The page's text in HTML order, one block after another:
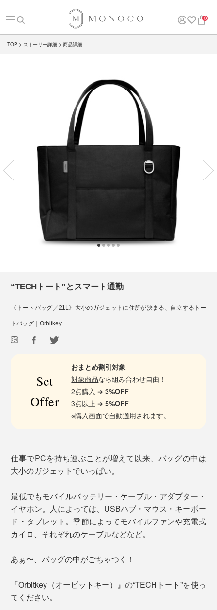
0
TOP ストーリー詳細 商品詳細
“TECHトート”とスマート通勤
《トートバッグ／21L》大小のガジェットに住所が決まる、自立するトー
トバッグ｜Orbitkey
Set
Offer
おまとめ割引対象
対象商品なら組み合わせ自由！
2点購入 ➔3%OFF
3点以上 ➔5%OFF
※購入画面で自動適用されます。
仕事でPCを持ち運ぶことが増えて以来、バッグの中は
大小のガジェットでいっぱい。
最低でもモバイルバッテリー・ケーブル・アダプター・
イヤホン。人によっては、USBハブ・マウス・キーボー
ド・タブレット。季節によってモバイルファンや充電式
カイロ、それぞれのケーブルなどなど。
あぁ〜、バッグの中がごちゃつく！
『Orbitkey（オービットキー）』の“TECHトート”を使っ
てください。